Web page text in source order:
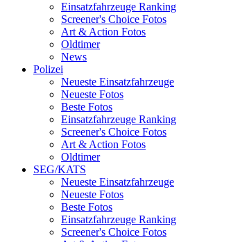
Einsatzfahrzeuge Ranking
Screener's Choice Fotos
Art & Action Fotos
Oldtimer
News
Polizei
Neueste Einsatzfahrzeuge
Neueste Fotos
Beste Fotos
Einsatzfahrzeuge Ranking
Screener's Choice Fotos
Art & Action Fotos
Oldtimer
SEG/KATS
Neueste Einsatzfahrzeuge
Neueste Fotos
Beste Fotos
Einsatzfahrzeuge Ranking
Screener's Choice Fotos